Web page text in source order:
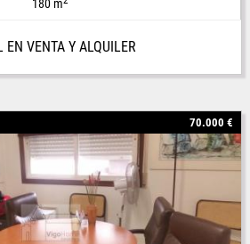
180 m
EN VENTA Y ALQUILER
70.000 €